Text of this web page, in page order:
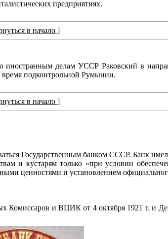
предприятиях.
в начало ]
делам УССР Раковский в
время подконтрольной Румынии.
в начало ]
Государственным банком СССР. Банк
и кустарям только «при условии
ценностями и установлением
и ВЦИК от 4 октября 1921 г. и